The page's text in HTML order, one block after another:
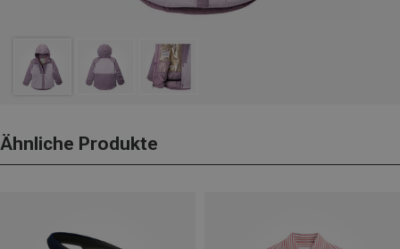
Ähnliche Produkte